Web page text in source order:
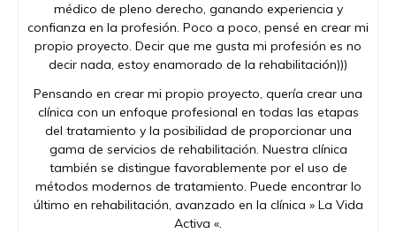
médico de pleno derecho, ganando experiencia y
confianza en la profesión. Poco a poco, pensé en crear mi
propio proyecto. Decir que me gusta mi profesión es no
decir nada, estoy enamorado de la rehabilitación)))
Pensando en crear mi propio proyecto, quería crear una
clínica con un enfoque profesional en todas las etapas
del tratamiento y la posibilidad de proporcionar una
gama de servicios de rehabilitación. Nuestra clínica
también se distingue favorablemente por el uso de
métodos modernos de tratamiento. Puede encontrar lo
último en rehabilitación, avanzado en la clínica » La Vida
Activa «.